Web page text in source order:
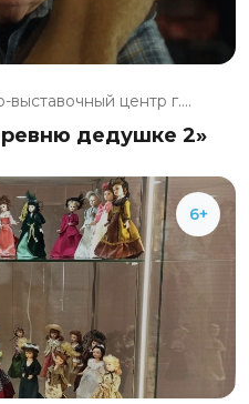
выставочный центр г....
дедушке 2»
6+